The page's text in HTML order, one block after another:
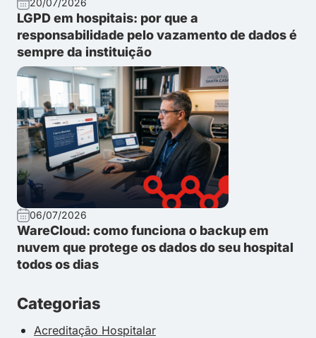
20/07/2026
LGPD em hospitais: por que a
responsabilidade pelo vazamento de dados é
sempre da instituição
06/07/2026
WareCloud: como funciona o backup em
nuvem que protege os dados do seu hospital
todos os dias
Categorias
Acreditação Hospitalar